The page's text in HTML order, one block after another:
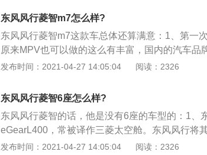
检；3、6年内的新车免予上线检测”，每两年申请
册登记的符合条件的私家车可以享受免检政策，
东风风行菱智m7怎么样?
东风风行菱智m7这款车总体还算满意：1、第一
原来MPV也可以做的这么有丰富，国内的汽车品
仿，终于有了自己的套路；2、前脸的中网进气格
网的内部还有中网的下端贯穿设计的镀铬装饰条
漓尽致，如果知道风行之前车型的设计样式的话
网设计相对比之前的车型，精致度提升的可不是
凤眼的造型，看上去非常的别致，同时再加上双
管是亮度上还是在灯光的照射范围都是非常充足的
发布时间：2021-04-27 14:05:04 阅读：2326
东风风行菱智6座怎么样?
东风风行菱智的话，他是没有6座的车型的：1、
eGearL400，常被译作三菱太空舱。东风风行将
制造技术”平台，并于2001年推出菱智系列产品
发布时间：2021-04-27 14:05:04 阅读：2326